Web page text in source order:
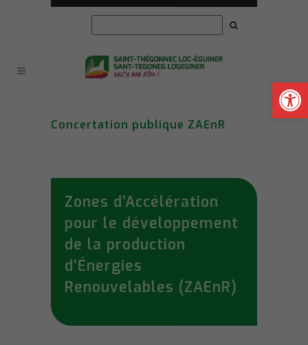
Ouvrir
Concertation publique ZAEnR
Zones d’Accélération
pour le développement
de la production
d’Énergies
Renouvelables (ZAEnR)